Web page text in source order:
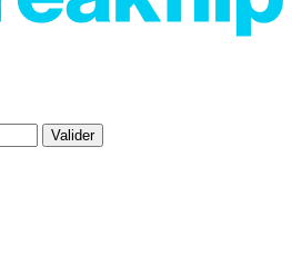
Valider